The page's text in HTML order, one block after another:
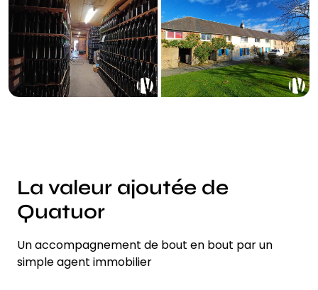
La valeur ajoutée de
Quatuor
Un accompagnement de bout en bout par un
simple agent immobilier